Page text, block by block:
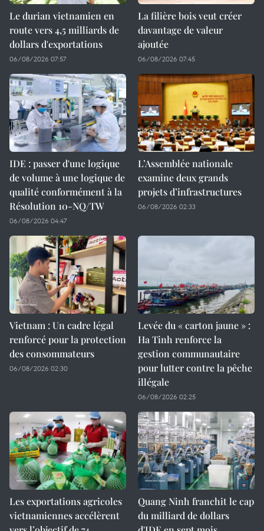
Le durian vietnamien en
route vers 4,5 milliards de
dollars d'exportations
06/08/2026 07:57
La filière bois veut créer
davantage de valeur
ajoutée
06/08/2026 07:45
IDE : passer d'une logique
de volume à une logique de
qualité conformément à la
Résolution 10-NQ/TW
06/08/2026 04:47
L’Assemblée nationale
examine deux grands
projets d’infrastructures
06/08/2026 02:33
Vietnam : Un cadre légal
renforcé pour la protection
des consommateurs
06/08/2026 02:30
Levée du « carton jaune » :
Ha Tinh renforce la
gestion communautaire
pour lutter contre la pêche
illégale
06/08/2026 02:25
Les exportations agricoles
vietnamiennes accélèrent
Quang Ninh franchit le cap
du milliard de dollars